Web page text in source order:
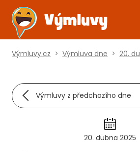
Výmluvy.cz > Výmluva dne > 20.
Výmluvy z předchozího dne
20. dubna 2025